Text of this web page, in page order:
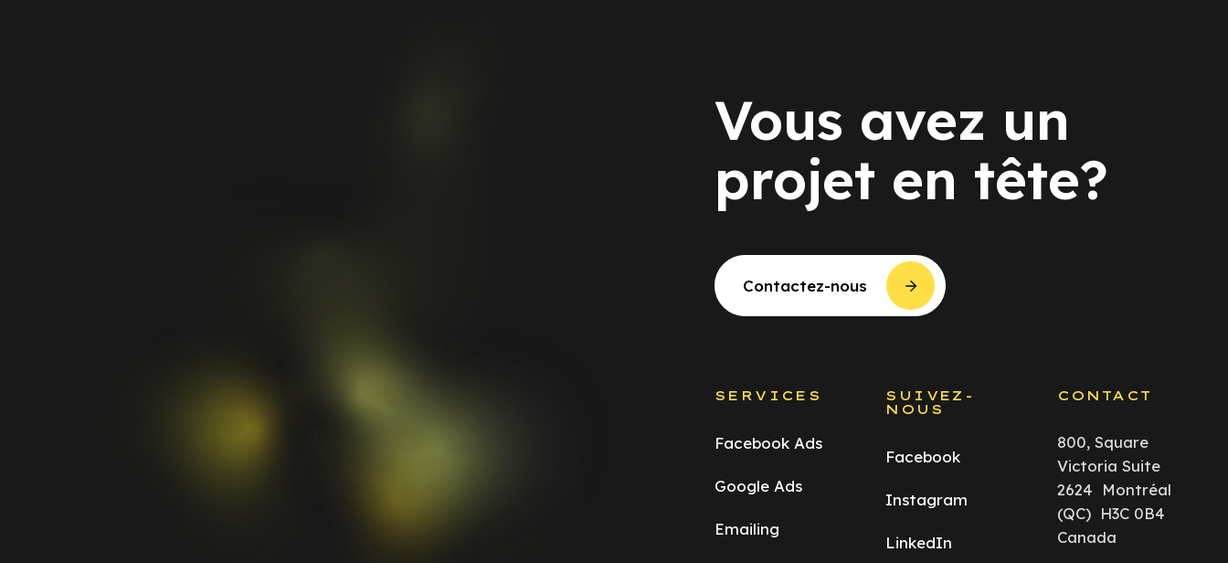
Vous avez un
projet en tête?
Contactez-nous
SERVICES
Facebook Ads
Google Ads
Emailing
SUIVEZ-
NOUS
Facebook
Instagram
LinkedIn
CONTACT
800, Square
Victoria Suite
2624 Montréal
(QC) H3C 0B4
Canada